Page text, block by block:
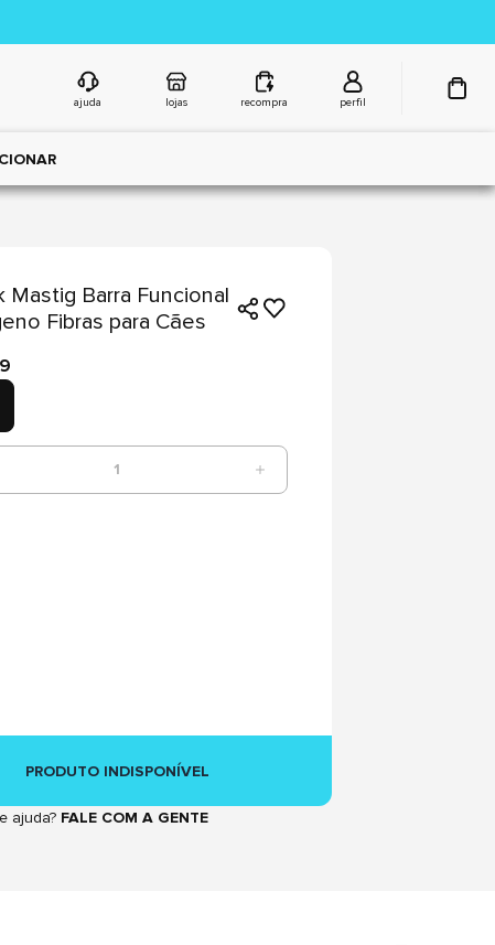
ajuda lojas recompra perfil
Mastig Barra Funcional
Fibras para Cães
1
PRODUTO INDISPONÍVEL
ajuda? FALE COM A GENTE